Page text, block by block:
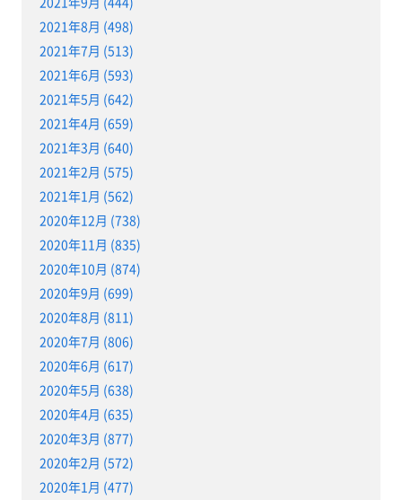
2021年8月 (498)
2021年7月 (513)
2021年6月 (593)
2021年5月 (642)
2021年4月 (659)
2021年3月 (640)
2021年2月 (575)
2021年1月 (562)
2020年12月 (738)
2020年11月 (835)
2020年10月 (874)
2020年9月 (699)
2020年8月 (811)
2020年7月 (806)
2020年6月 (617)
2020年5月 (638)
2020年4月 (635)
2020年3月 (877)
2020年2月 (572)
2020年1月 (477)